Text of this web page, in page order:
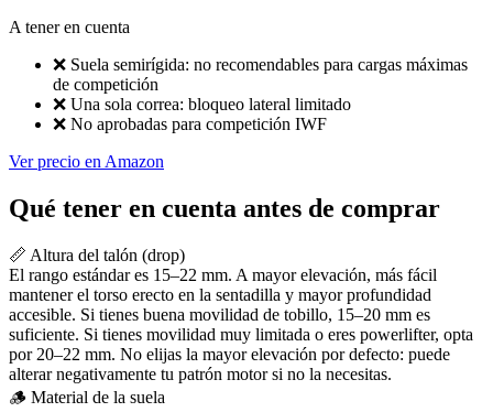
A tener en cuenta
❌ Suela semirígida: no recomendables para cargas máximas
de competición
❌ Una sola correa: bloqueo lateral limitado
❌ No aprobadas para competición IWF
Ver precio en Amazon
Qué tener en cuenta antes de comprar
📏 Altura del talón (drop)
El rango estándar es 15–22 mm. A mayor elevación, más fácil
mantener el torso erecto en la sentadilla y mayor profundidad
accesible. Si tienes buena movilidad de tobillo, 15–20 mm es
suficiente. Si tienes movilidad muy limitada o eres powerlifter, opta
por 20–22 mm. No elijas la mayor elevación por defecto: puede
alterar negativamente tu patrón motor si no la necesitas.
🪵 Material de la suela